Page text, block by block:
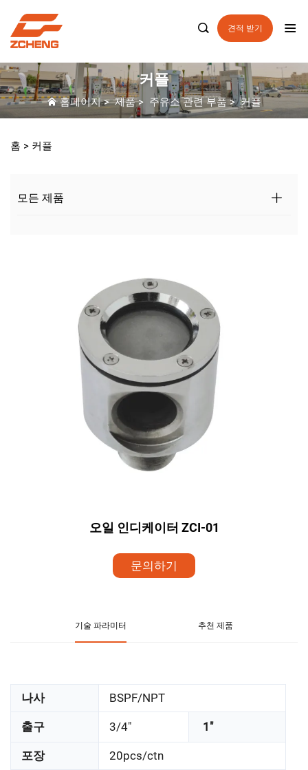
 견적 받기
커플
홈페이지>제품> 주유소 관련 부품>커플
홈 > 커플
모든 제품
오일 인디케이터 ZCI-01
문의하기
기술 파라미터 추천 제품
나사 BSPF/NPT
출구 3/4" 1"
포장 20pcs/ctn